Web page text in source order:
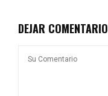
DEJAR COMENTARIO